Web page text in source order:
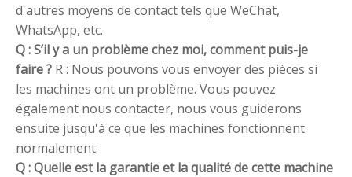
d'autres moyens de contact tels que WeChat,
WhatsApp, etc.
Q : S’il y a un problème chez moi, comment puis-je
faire ? R : Nous pouvons vous envoyer des pièces si
les machines ont un problème. Vous pouvez
également nous contacter, nous vous guiderons
ensuite jusqu'à ce que les machines fonctionnent
normalement.
Q : Quelle est la garantie et la qualité de cette machine